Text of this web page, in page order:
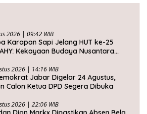
2026 | 09:42 WIB
Karapan Sapi Jelang HUT ke-25
Kekayaan Budaya Nusantara
2026 | 14:16 WIB
Jabar Digelar 24 Agustus,
Calon Ketua DPD Segera Dibuka
2026 | 22:06 WIB